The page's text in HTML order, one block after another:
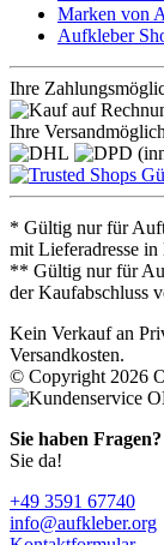
Marken von
Aufkleber
Ihre
Ihre
* Gültig nur für
mit Lieferadresse in
** Gültig nur für
der Kaufabschluss
Kein Verkauf an
Versandkosten.
© Copyright 2026
Sie haben Fragen?
Sie da!
+49 3591 67740
info@aufkleber.org